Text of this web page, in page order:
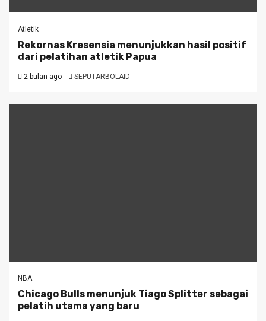
Atletik
Rekornas Kresensia menunjukkan hasil positif
dari pelatihan atletik Papua
2 bulan ago SEPUTARBOLAID
NBA
Chicago Bulls menunjuk Tiago Splitter sebagai
pelatih utama yang baru